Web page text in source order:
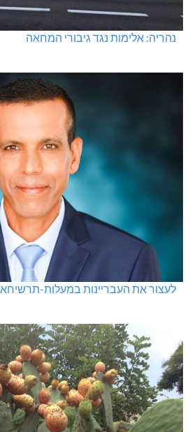
נהריה: אלימות נגד גיבורי המחאה
לעצור את העבריינות במעלות-תרשיחא